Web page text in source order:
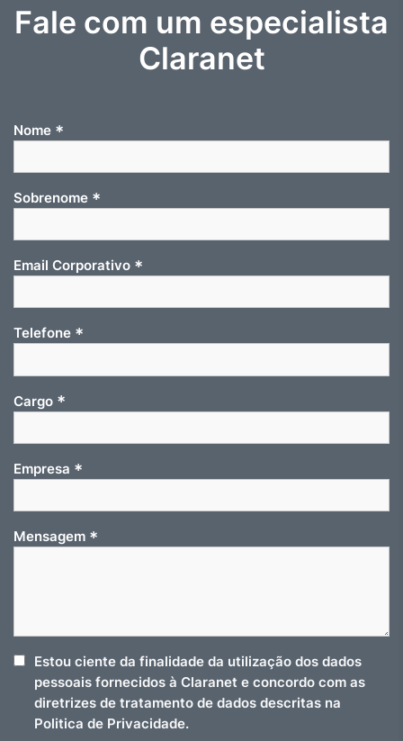
Fale com um especialista
Claranet
Nome *
Sobrenome *
Email Corporativo *
Telefone *
Cargo *
Empresa *
Mensagem *
Estou ciente da finalidade da utilização dos dados
pessoais fornecidos à Claranet e concordo com as
diretrizes de tratamento de dados descritas na
Politica de Privacidade.